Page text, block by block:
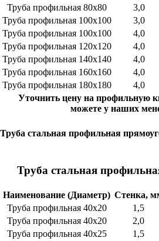
Труба профильная 80х80
3,0
Труба профильная 100х100
3,0
Труба профильная 100х100
4,0
Труба профильная 120х120
4,0
Труба профильная 140х140
4,0
Труба профильная 160х160
4,0
Труба профильная 180х180
4,0
Уточнить цену на профильную
можете у наших
Труба стальная профильная
Труба стальная
Наименование (Диаметр) Стенка,
Труба профильная 40х20
1,5
Труба профильная 40х20
2,0
Труба профильная 40х25
1,5